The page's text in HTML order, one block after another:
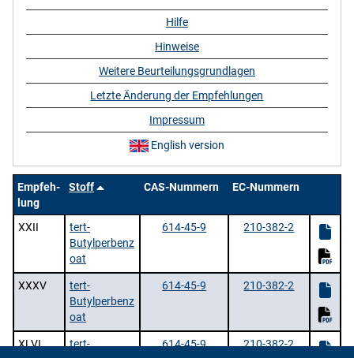
Empfeh-
lung
Stoff CAS-Nummern EC-Nummern
XXII
tert-
Butylperbenz
oat
614-45-9 210-382-2
XXXV
tert-
Butylperbenz
oat
614-45-9 210-382-2
XLVI
tert-
614-45-9 210-382-2
Hilfe
Hinweise
Weitere Beurteilungsgrundlagen
Letzte Änderung der Empfehlungen
Impressum
English version